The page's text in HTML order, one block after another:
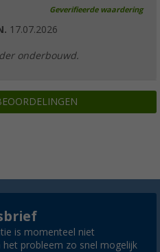
Geverifieerde waardering
17.07.2026
onderbouwd.
is momenteel niet
het probleem zo snel mogelijk